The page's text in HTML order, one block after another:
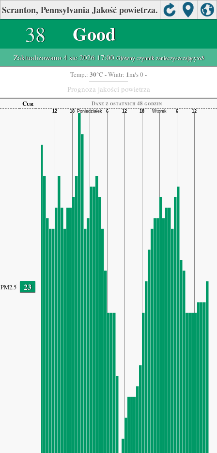
Scranton, Pennsylvania Jakość powietrza.
38 Good
Zaktualizowano 4 sie 2026 17:00-Główny czynnik zanieczyszczający:o3
Temp.: 30°C - Wiatr: 1m/s 0 -
Prognoza jakości powietrza
Cur Dane z ostatnich 48 godzin
PM2.5 23